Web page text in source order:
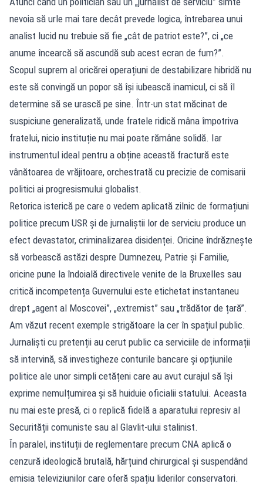
nevoia să urle mai tare decât prevede logica, întrebarea unui
analist lucid nu trebuie să fie „cât de patriot este?”, ci „ce
anume încearcă să ascundă sub acest ecran de fum?”.
Scopul suprem al oricărei operațiuni de destabilizare hibridă nu
este să convingă un popor să își iubească inamicul, ci să îl
determine să se urască pe sine. Într-un stat măcinat de
suspiciune generalizată, unde fratele ridică mâna împotriva
fratelui, nicio instituție nu mai poate rămâne solidă. Iar
instrumentul ideal pentru a obține această fractură este
vânătoarea de vrăjitoare, orchestrată cu precizie de comisarii
politici ai progresismului globalist.
Retorica isterică pe care o vedem aplicată zilnic de formațiuni
politice precum USR și de jurnaliștii lor de serviciu produce un
efect devastator, criminalizarea disidenței. Oricine îndrăznește
să vorbească astăzi despre Dumnezeu, Patrie și Familie,
oricine pune la îndoială directivele venite de la Bruxelles sau
critică incompetența Guvernului este etichetat instantaneu
drept „agent al Moscovei”, „extremist” sau „trădător de țară”.
Am văzut recent exemple strigătoare la cer în spațiul public.
Jurnaliști cu pretenții au cerut public ca serviciile de informații
să intervină, să investigheze conturile bancare și opțiunile
politice ale unor simpli cetățeni care au avut curajul să își
exprime nemulțumirea și să huiduie oficialii statului. Aceasta
nu mai este presă, ci o replică fidelă a aparatului represiv al
Securității comuniste sau al Glavlit-ului stalinist.
În paralel, instituții de reglementare precum CNA aplică o
cenzură ideologică brutală, hărțuind chirurgical și suspendând
emisia televiziunilor care oferă spațiu liderilor conservatori.